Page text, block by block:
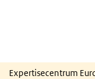
Expertisecentrum